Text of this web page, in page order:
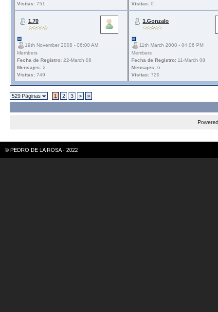
Visitas: 751
Visitas: 0
1.70
19th November 2008 - 06:00 AM
Members
Fecha de Registro: 22-March 08
Mensajes: 2
Visitas: 749
1.Gonzalo
11th March 2008 - 04:06 PM
Members
Fecha de Registro: 11-March 08
Mensajes: 6
Visitas: 729
529 Páginas 1 2 3 > »
© PEDRO DE LA ROSA - 2022